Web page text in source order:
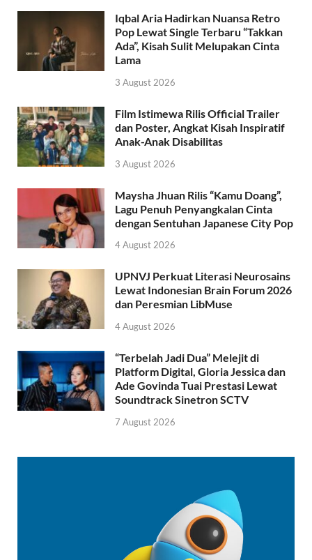
Iqbal Aria Hadirkan Nuansa Retro
Pop Lewat Single Terbaru “Takkan
Ada”, Kisah Sulit Melupakan Cinta
Lama
3 August 2026
Film Istimewa Rilis Official Trailer
dan Poster, Angkat Kisah Inspiratif
Anak-Anak Disabilitas
3 August 2026
Maysha Jhuan Rilis “Kamu Doang”,
Lagu Penuh Penyangkalan Cinta
dengan Sentuhan Japanese City Pop
4 August 2026
UPNVJ Perkuat Literasi Neurosains
Lewat Indonesian Brain Forum 2026
dan Peresmian LibMuse
4 August 2026
“Terbelah Jadi Dua” Melejit di
Platform Digital, Gloria Jessica dan
Ade Govinda Tuai Prestasi Lewat
Soundtrack Sinetron SCTV
7 August 2026